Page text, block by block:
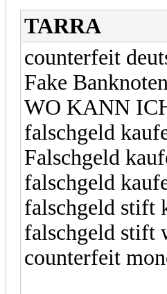
TARRA
counterfeit
Fake
WO KANN
falschgeld
Falschgeld
falschgeld
falschgeld stift
falschgeld stift
counterfeit